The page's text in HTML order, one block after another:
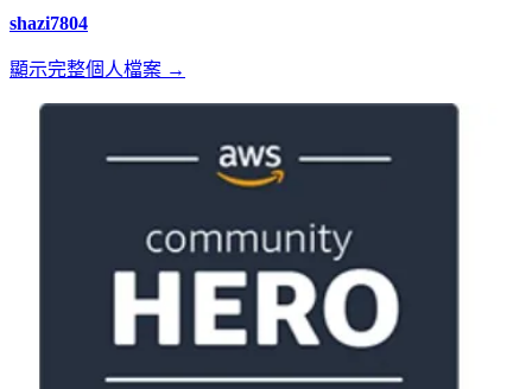
shazi7804
顯示完整個人檔案 →